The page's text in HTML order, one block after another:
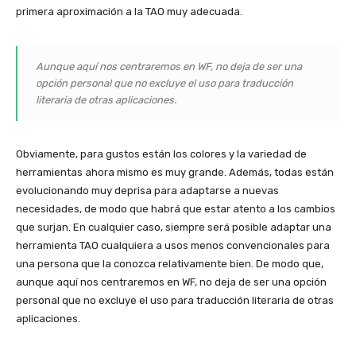
primera aproximación a la TAO muy adecuada.
Aunque aquí nos centraremos en WF, no deja de ser una
opción personal que no excluye el uso para traducción
literaria de otras aplicaciones.
Obviamente, para gustos están los colores y la variedad de
herramientas ahora mismo es muy grande. Además, todas están
evolucionando muy deprisa para adaptarse a nuevas
necesidades, de modo que habrá que estar atento a los cambios
que surjan. En cualquier caso, siempre será posible adaptar una
herramienta TAO cualquiera a usos menos convencionales para
una persona que la conozca relativamente bien. De modo que,
aunque aquí nos centraremos en WF, no deja de ser una opción
personal que no excluye el uso para traducción literaria de otras
aplicaciones.